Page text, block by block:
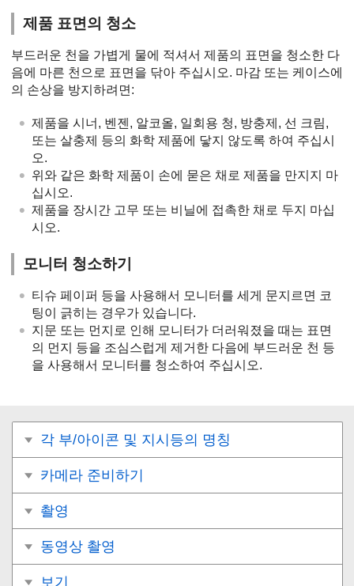
제품 표면의 청소
부드러운 천을 가볍게 물에 적셔서 제품의 표면을 청소한 다
음에 마른 천으로 표면을 닦아 주십시오. 마감 또는 케이스에
의 손상을 방지하려면:
제품을 시너, 벤젠, 알코올, 일회용 청, 방충제, 선 크림,
또는 살충제 등의 화학 제품에 닿지 않도록 하여 주십시
오.
위와 같은 화학 제품이 손에 묻은 채로 제품을 만지지 마
십시오.
제품을 장시간 고무 또는 비닐에 접촉한 채로 두지 마십
시오.
모니터 청소하기
티슈 페이퍼 등을 사용해서 모니터를 세게 문지르면 코
팅이 긁히는 경우가 있습니다.
지문 또는 먼지로 인해 모니터가 더러워졌을 때는 표면
의 먼지 등을 조심스럽게 제거한 다음에 부드러운 천 등
을 사용해서 모니터를 청소하여 주십시오.
각 부/아이콘 및 지시등의 명칭
카메라 준비하기
촬영
동영상 촬영
보기